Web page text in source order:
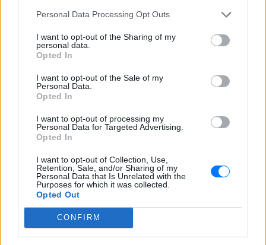
Personal Data Processing Opt Outs
I want to opt-out of the Sharing of my
personal data.
Opted In
I want to opt-out of the Sale of my
Personal Data.
Opted In
I want to opt-out of processing my
Personal Data for Targeted Advertising.
Opted In
I want to opt-out of Collection, Use,
Retention, Sale, and/or Sharing of my
Personal Data that Is Unrelated with the
Purposes for which it was collected.
Opted Out
CONFIRM
ΣΤΗΝ ΙΔΙΑ ΚΑΤΗΓΟΡΙΑ
Κατερίνα Παπουτσάκη: Ποζάρει
χαμογελαστή με μπικίνι στη
ποζάροντας μέσα στο νερό με τα αγόρια
της
κλείνει τα 51 ‑ H ζωή και ο
ρόλος που άλλαξε τα πάντα για
εκείνη
μυθική Καλυψώ στην «Οδύσσεια» του
Νόλαν - η Νοτιοαφρικανή σταρ γιορτάζει